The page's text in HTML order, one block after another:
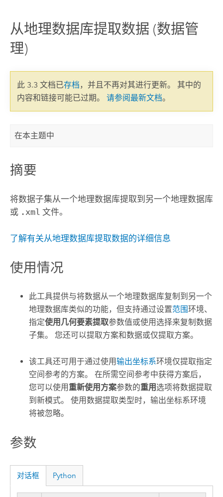
从地理数据库提取数据 (数据管
理)
此 3.3 文档已存档，并且不再对其进行更新。 其中的
内容和链接可能已过期。 请参阅最新文档。
在本主题中
摘要
将数据子集从一个地理数据库提取到另一个地理数据库
或 .xml 文件。
了解有关从地理数据库提取数据的详细信息
使用情况
此工具提供与将数据从一个地理数据库复制到另一个
地理数据库类似的功能，但支持通过设置范围环境、
指定使用几何要素提取参数值或使用选择来复制数据
子集。 您还可以提取方案和数据或仅提取方案。
该工具还可用于通过使用输出坐标系环境仅提取指定
空间参考的方案。 在所需空间参考中获得方案后，
您可以使用 重新使用方案参数的重用 选项将数据提取
到新模式。 使用数据提取类型时，输出坐标系环境
将被忽略。
参数
对话框 Python